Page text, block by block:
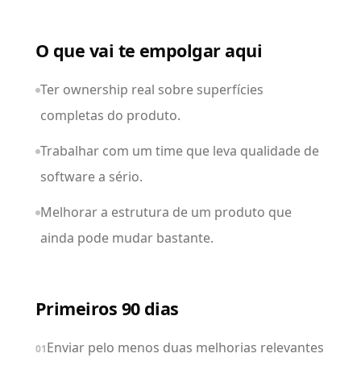
O que vai te empolgar aqui
Ter ownership real sobre superfícies
completas do produto.
Trabalhar com um time que leva qualidade de
software a sério.
Melhorar a estrutura de um produto que
ainda pode mudar bastante.
Primeiros 90 dias
01Enviar pelo menos duas melhorias relevantes